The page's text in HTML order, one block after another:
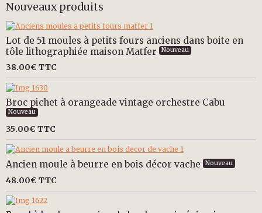
Nouveaux produits
Lot de 51 moules à petits fours anciens dans boite en
tôle lithographiée maison Matfer
Nouveau
38.00€ TTC
Broc pichet à orangeade vintage orchestre Cabu
Nouveau
35.00€ TTC
Ancien moule à beurre en bois décor vache Nouveau
48.00€ TTC